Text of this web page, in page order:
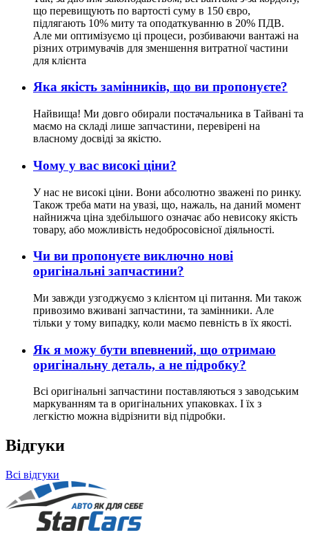
що перевищують по вартості суму в 150 євро,
підлягають 10% миту та оподаткуванню в 20% ПДВ.
Але ми оптимізуємо ці процеси, розбиваючи вантажі на
різних отримувачів для зменшення витратної частини
для клієнта
Яка якість замінників, що ви пропонуєте?
Найвища! Ми довго обирали постачальника в Тайвані та
маємо на складі лише запчастини, перевірені на
власному досвіді за якістю.
Чому у вас високі ціни?
У нас не високі ціни. Вони абсолютно зважені по ринку.
Також треба мати на увазі, що, нажаль, на даний момент
найнижча ціна здебільшого означає або невисоку якість
товару, або можливість недобросовісної діяльності.
Чи ви пропонуєте виключно нові
оригінальні запчастини?
Ми завжди узгоджуємо з клієнтом ці питання. Ми також
привозимо вживані запчастини, та замінники. Але
тільки у тому випадку, коли маємо певність в їх якості.
Як я можу бути впевнений, що отримаю
оригінальну деталь, а не підробку?
Всі оригінальні запчастини поставляються з заводським
маркуванням та в оригінальних упаковках. І їх з
легкістю можна відрізнити від підробки.
Відгуки
Всі відгуки